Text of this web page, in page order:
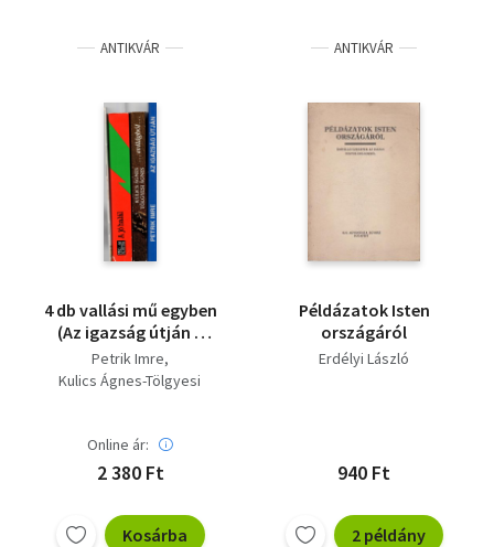
ANTIKVÁR
4 db vallási mű egyben
(Az igazság útján +
...evilágból... +
Feltámadunk + A jó
Petrik Imre
Kulics Ágnes-Tölgyesi
Blasszauer Béla
Online ár:
2 380 Ft
Kosárba
ANTIKVÁR
Példázatok Isten
országáról
Erdélyi László
940 Ft
2 példány